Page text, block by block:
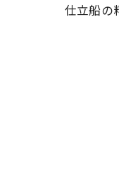
仕立船の